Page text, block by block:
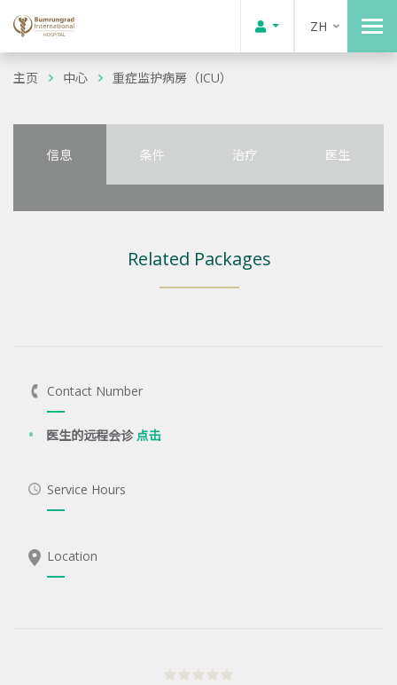
ZH
主页 中心 重症监护病房（ICU）
信息 条件 治疗 医生
Related Packages
Contact Number
医生的远程会诊点击
Service Hours
Location